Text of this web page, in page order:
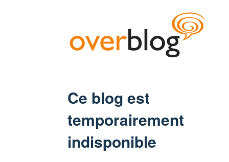
Ce blog est
temporairement
indisponible